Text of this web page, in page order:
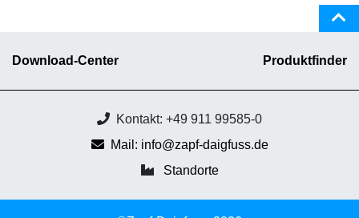
Download-Center Produktfinder
Kontakt: +49 911 99585-0
Mail: info@zapf-daigfuss.de
Standorte